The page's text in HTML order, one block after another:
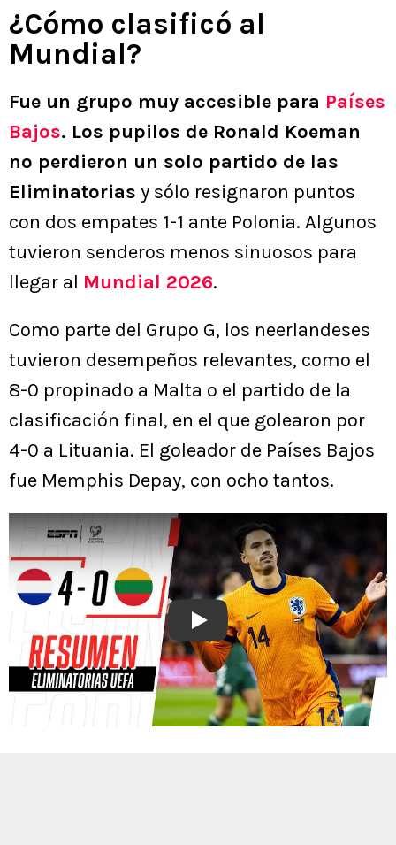
¿Cómo clasificó al
Mundial?
Fue un grupo muy accesible para Países
Bajos. Los pupilos de Ronald Koeman
no perdieron un solo partido de las
Eliminatorias y sólo resignaron puntos
con dos empates 1-1 ante Polonia. Algunos
tuvieron senderos menos sinuosos para
llegar al Mundial 2026.
Como parte del Grupo G, los neerlandeses
tuvieron desempeños relevantes, como el
8-0 propinado a Malta o el partido de la
clasificación final, en el que golearon por
4-0 a Lituania. El goleador de Países Bajos
fue Memphis Depay, con ocho tantos.
Play